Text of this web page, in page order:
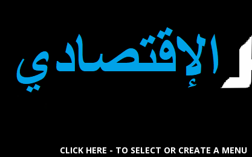
CLICK HERE - TO SELECT OR CREATE A MENU